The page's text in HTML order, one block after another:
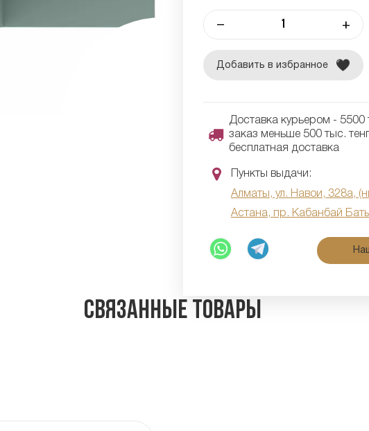
– +
Добавить в избранное
Доставка курьером - 5500
заказ меньше 500 тыс.
бесплатная доставка
Пункты выдачи:
Алматы, ул. Навои, 328а,
Астана, пр. Кабанбай
Связанные товары